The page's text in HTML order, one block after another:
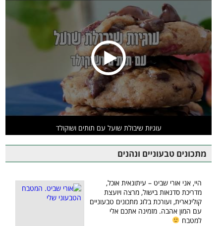
עוגיות שיבולת שועל עם תותים ושוקולד
מתכונים טבעוניים ונהנים
היי, אני אורי שביט – עיתונאית אוכל,
מדריכת סדנאות בישול, מרצה ויועצת
קולינארית, ועורכת בלוג מתכונים טבעוניים
עם המון אהבה. מזמינה אתכם אלי
למטבח